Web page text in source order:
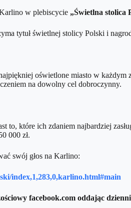
w plebiscycie „Świetlna stolica
tytuł świetlnej stolicy Polski i
oświetlone miasto w
na dowolny cel dobroczynny.
to, które ich zdaniem najbardziej
000 zł.
swój głos na Karlino:
index,1,283,0,karlino.html#main
facebook.com oddając